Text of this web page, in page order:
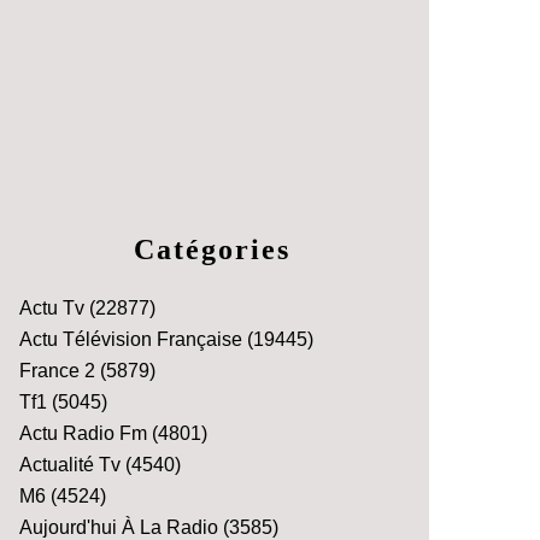
Catégories
Actu Tv (22877)
Actu Télévision Française (19445)
France 2 (5879)
Tf1 (5045)
Actu Radio Fm (4801)
Actualité Tv (4540)
M6 (4524)
Aujourd'hui À La Radio (3585)